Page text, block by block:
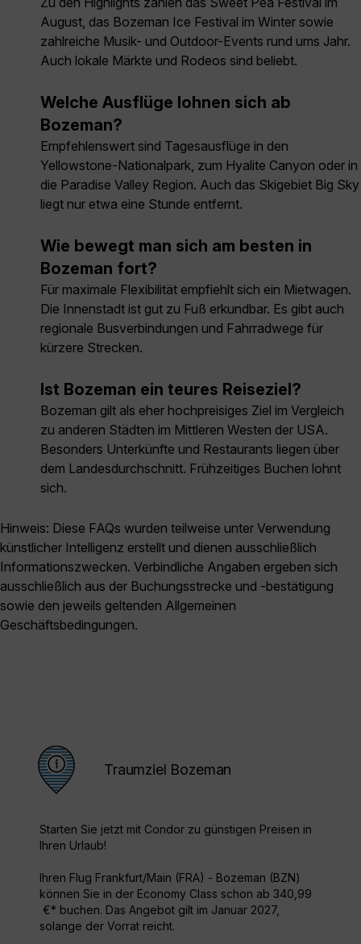
August, das Bozeman Ice Festival im Winter sowie
zahlreiche Musik- und Outdoor-Events rund ums Jahr.
Auch lokale Märkte und Rodeos sind beliebt.
Welche Ausflüge lohnen sich ab
Bozeman?
Empfehlenswert sind Tagesausflüge in den
Yellowstone-Nationalpark, zum Hyalite Canyon oder in
die Paradise Valley Region. Auch das Skigebiet Big Sky
liegt nur etwa eine Stunde entfernt.
Wie bewegt man sich am besten in
Bozeman fort?
Für maximale Flexibilität empfiehlt sich ein Mietwagen.
Die Innenstadt ist gut zu Fuß erkundbar. Es gibt auch
regionale Busverbindungen und Fahrradwege für
kürzere Strecken.
Ist Bozeman ein teures Reiseziel?
Bozeman gilt als eher hochpreisiges Ziel im Vergleich
zu anderen Städten im Mittleren Westen der USA.
Besonders Unterkünfte und Restaurants liegen über
dem Landesdurchschnitt. Frühzeitiges Buchen lohnt
sich.
Hinweis: Diese FAQs wurden teilweise unter Verwendung
künstlicher Intelligenz erstellt und dienen ausschließlich
Informationszwecken. Verbindliche Angaben ergeben sich
ausschließlich aus der Buchungsstrecke und -bestätigung
sowie den jeweils geltenden Allgemeinen
Geschäftsbedingungen.
Traumziel Bozeman
Starten Sie jetzt mit Condor zu günstigen Preisen in
Ihren Urlaub!
Ihren Flug Frankfurt/Main (FRA) - Bozeman (BZN)
können Sie in der Economy Class schon ab 340,99
€* buchen. Das Angebot gilt im Januar 2027,
solange der Vorrat reicht.